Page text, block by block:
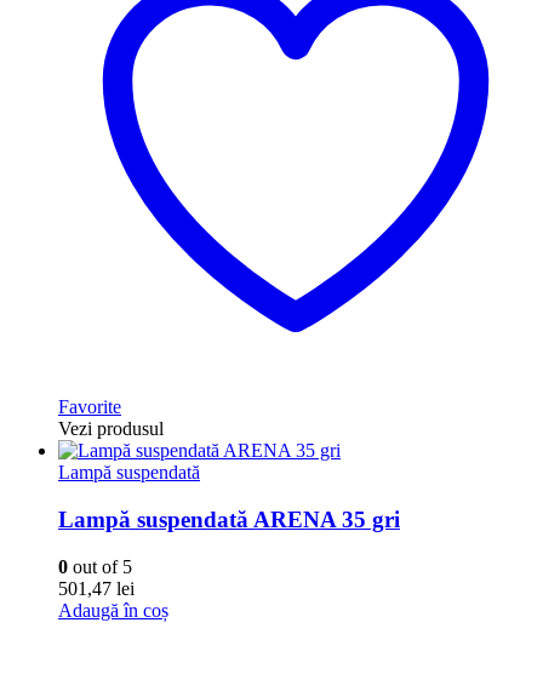
Favorite
Vezi produsul
Lampă suspendată
Lampă suspendată ARENA 35 gri
0 out of 5
501,47 lei
Adaugă în coș